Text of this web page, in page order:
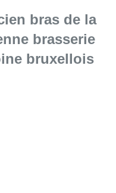
bras de la
brasserie
bruxellois